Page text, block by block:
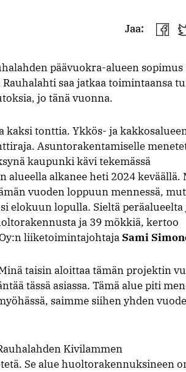
Jaa:
Jaa
päävuokra-alueen sopimus
saa jatkaa toimintaansa
jo tänä vuonna.
tonttia. Ykkös- ja
Asuntorakentamiselle
kaupunki kävi tekemässä
alkanee heti 2024 keväällä.
vuoden loppuun mennessä,
elokuun lopulla. Sieltä peräalueelta
ja 39 mökkiä, kertoo
liiketoimintajohtajaSami
taisin aloittaa tämän projektin
tässä asiassa. Tämä alue piti
saimme siihen yhden
Kivilammen
Se alue huoltorakennuksineen